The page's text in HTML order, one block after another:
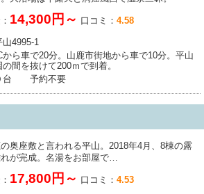
14,300円～ 口コミ： 4.58
4995-1
ら車で20分。山鹿市街地から車で10分。平山
間を抜けて200ｍで到着。
台 予約不要
奥座敷と言われる平山。2018年4月、8棟の露
が完成。名湯をお部屋で…
17,800円～ 口コミ： 4.53